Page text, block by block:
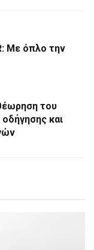
Με όπλο την
του
και